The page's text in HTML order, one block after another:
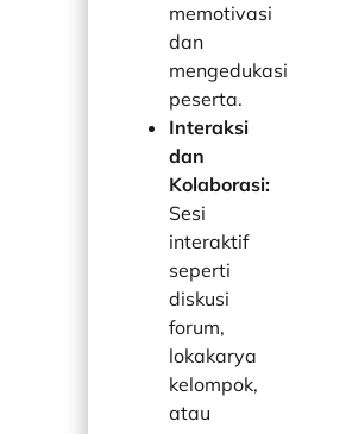
memotivasi
dan
mengedukasi
peserta.
Interaksi
dan
Kolaborasi:
Sesi
interaktif
seperti
diskusi
forum,
lokakarya
kelompok,
atau